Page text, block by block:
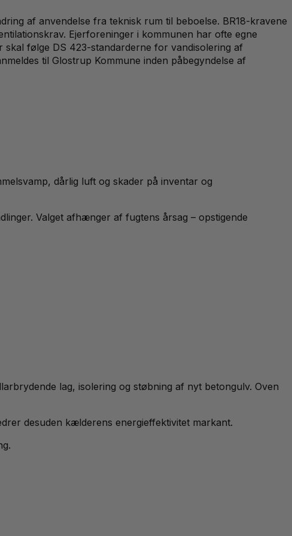
af anvendelse fra teknisk rum til beboelse. BR18-kravene
Ejerforeninger i kommunen har ofte egne
følge DS 423-standarderne for vandisolering af
til Glostrup Kommune inden påbegyndelse af
dårlig luft og skader på inventar og
Valget afhænger af fugtens årsag – opstigende
lag, isolering og støbning af nyt betongulv. Oven
desuden kælderens energieffektivitet markant.